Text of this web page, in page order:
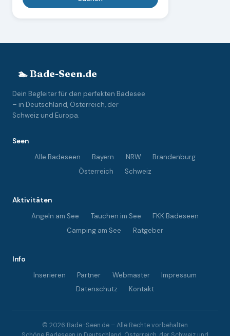
🏊 Bade-Seen.de
Dein Begleiter für den perfekten Badesee
– in Deutschland, Österreich, der
Schweiz und Europa.
Seen
Alle Badeseen
Bayern NRW
Brandenburg
Österreich
Schweiz
Aktivitäten
Angeln am See
Tauchen im See
FKK Badeseen
Camping am See
Ratgeber
Info
Inserieren
Partner Webmaster
Impressum
Datenschutz
Kontakt
© 2026 Bade-Seen.de – Alle Rechte vorbehalten